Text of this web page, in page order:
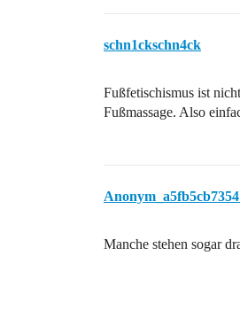
schn1ckschn4ck
Fußfetischismus ist
Fußmassage. Also
Manche stehen sogar